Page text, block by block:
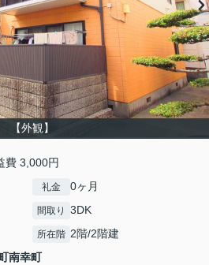
【外観】
3,000円
礼金 0ヶ月
間取り 3DK
所在階 2階/2階建
南幸町